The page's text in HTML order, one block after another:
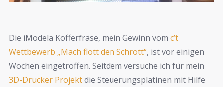
Die iModela Kofferfräse, mein Gewinn vom c’t
Wettbewerb „Mach flott den Schrott“, ist vor einigen
Wochen eingetroffen. Seitdem versuche ich für mein
3D-Drucker Projektdie Steuerungsplatinen mit Hilfe